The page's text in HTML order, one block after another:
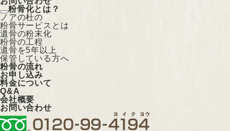
粉骨化とは？
ノアの杜の
粉骨サービスとは
遺骨の粉末化
粉骨の工程
遺骨を5年以上
保管している方へ
粉骨の流れ
お申し込み
料金について
Q&A
会社概要
お問い合わせ